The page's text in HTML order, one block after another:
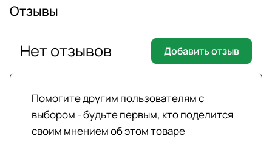
Отзывы
Помогите другим пользователям с
выбором - будьте первым, кто поделится
своим мнением об этом товаре
Нет отзывов Добавить отзыв